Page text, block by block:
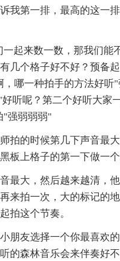
我第一排，最高的这一
一起来数一数，那我们能
几个格子好不好？预备
，哪一种拍手的方法好听
听呢？第二个好听大家
"强弱弱弱"
拍的时候第几下声音最
板上格子的第一下做一
最大，然后越来越清，
来拍一次，大的标记的
拍这个节奏。
朋友选择一个你最喜欢
的森林音乐会来伴奏好